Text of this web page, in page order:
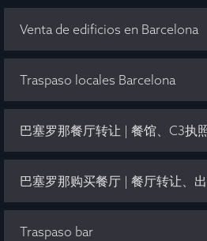
Venta de edificios en Barcelona
Traspaso locales Barcelona
Traspaso bar